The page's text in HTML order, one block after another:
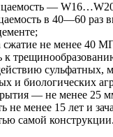
—
в 40—60 раз
сжатие не менее 40
к
сульфатных,
и биологических
— не менее 25
не менее 15 лет и
самой конструкции.